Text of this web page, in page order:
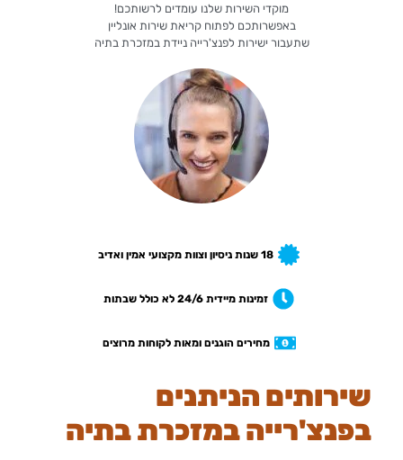
מוקדי השירות שלנו עומדים לרשותכם!
באפשרותכם לפתוח קריאת שירות אונליין
שתעבור ישירות לפנצ'רייה ניידת במזכרת בתיה
18 שנות ניסיון וצוות מקצועי אמין ואדיב
זמינות מיידית 24/6 לא כולל שבתות
מחירים הוגנים ומאות לקוחות מרוצים
שירותים הניתנים
בפנצ'רייה במזכרת בתיה